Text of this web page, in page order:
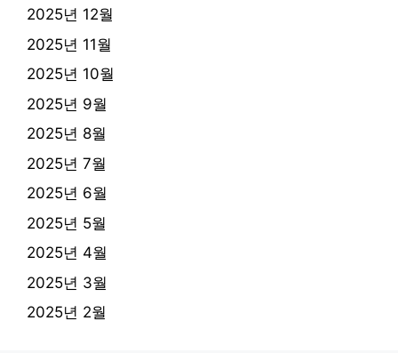
2025년 12월
2025년 11월
2025년 10월
2025년 9월
2025년 8월
2025년 7월
2025년 6월
2025년 5월
2025년 4월
2025년 3월
2025년 2월